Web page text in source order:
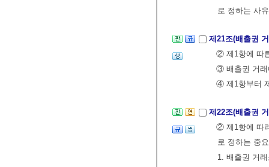
로 정하는 사
제21조(배출권
② 제1항에 따
③ 배출권 거래
④ 제1항부터
제22조(배출권
② 제1항에 따
로 정하는 중
1. 배출권 거